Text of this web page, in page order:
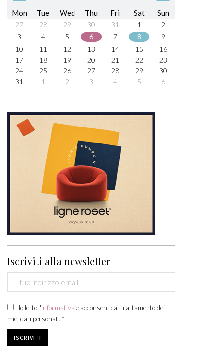
Mon Tue Wed Thu Fri Sat Sun
27 28 29 30 31 1
2
3
4 5 6 7 8
9
10
11 12 13 14 15
16
17
18 19 20 21 22
23
24
25 26 27 28 29
30
31
1 2 3 4 5 6
Iscriviti alla newsletter
Ho letto l'informativa e acconsento al trattamento dei
miei dati personali. *